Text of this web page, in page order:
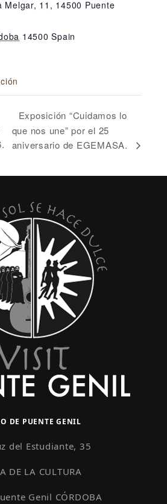
Melgar, 11, 14500 Puente
14500 Spain
Exposición “Cuidamos lo
que nos une” por el 25
aniversario de EGEMASA.
DE PUENTE GENIL
del Estudiante, 35
DE LA CULTURA
Genil CÓRDOBA